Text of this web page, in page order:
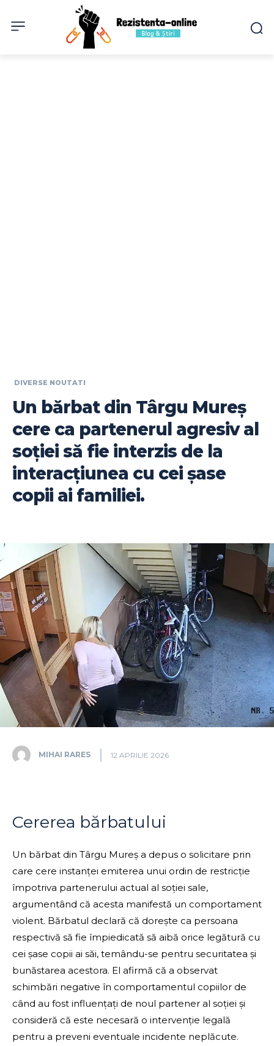
DIVERSE NOUTATI
Un bărbat din Târgu Mureș
cere ca partenerul agresiv al
soției să fie interzis de la
interacțiunea cu cei șase
copii ai familiei.
MIHAI RARES 12 APRILIE 2026
Cererea bărbatului
Un bărbat din Târgu Mureș a depus o solicitare prin
care cere instanței emiterea unui ordin de restricție
împotriva partenerului actual al soției sale,
argumentând că acesta manifestă un comportament
violent. Bărbatul declară că dorește ca persoana
respectivă să fie împiedicată să aibă orice legătură cu
cei șase copii ai săi, temându-se pentru securitatea și
bunăstarea acestora. El afirmă că a observat
schimbări negative în comportamentul copiilor de
când au fost influențați de noul partener al soției și
consideră că este necesară o intervenție legală
pentru a preveni eventuale incidente neplăcute.